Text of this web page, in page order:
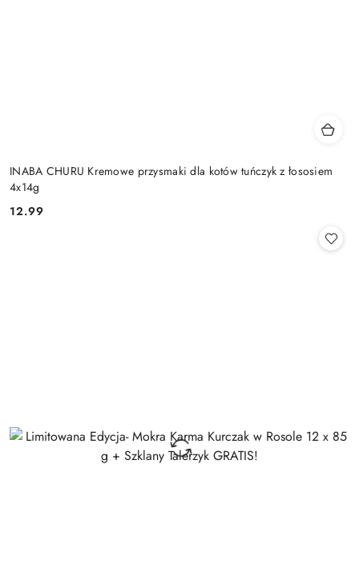
INABA CHURU Kremowe przysmaki dla kotów tuńczyk z łososiem
4x14g
Cena:
12.99